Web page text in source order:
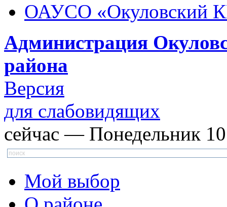
ОАУСО «Окуловский
Администрация
района
Версия
для слабовидящих
сейчас — Понедельник
Мой выбор